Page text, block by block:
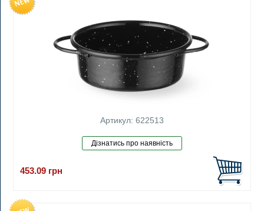
Артикул: 622513
453.09 грн